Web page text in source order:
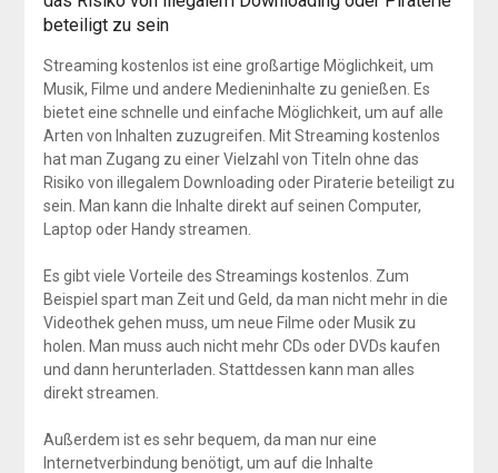
beteiligt zu sein
Streaming kostenlos ist eine großartige Möglichkeit, um
Musik, Filme und andere Medieninhalte zu genießen. Es
bietet eine schnelle und einfache Möglichkeit, um auf alle
Arten von Inhalten zuzugreifen. Mit Streaming kostenlos
hat man Zugang zu einer Vielzahl von Titeln ohne das
Risiko von illegalem Downloading oder Piraterie beteiligt zu
sein. Man kann die Inhalte direkt auf seinen Computer,
Laptop oder Handy streamen.
Es gibt viele Vorteile des Streamings kostenlos. Zum
Beispiel spart man Zeit und Geld, da man nicht mehr in die
Videothek gehen muss, um neue Filme oder Musik zu
holen. Man muss auch nicht mehr CDs oder DVDs kaufen
und dann herunterladen. Stattdessen kann man alles
direkt streamen.
Außerdem ist es sehr bequem, da man nur eine
Internetverbindung benötigt, um auf die Inhalte